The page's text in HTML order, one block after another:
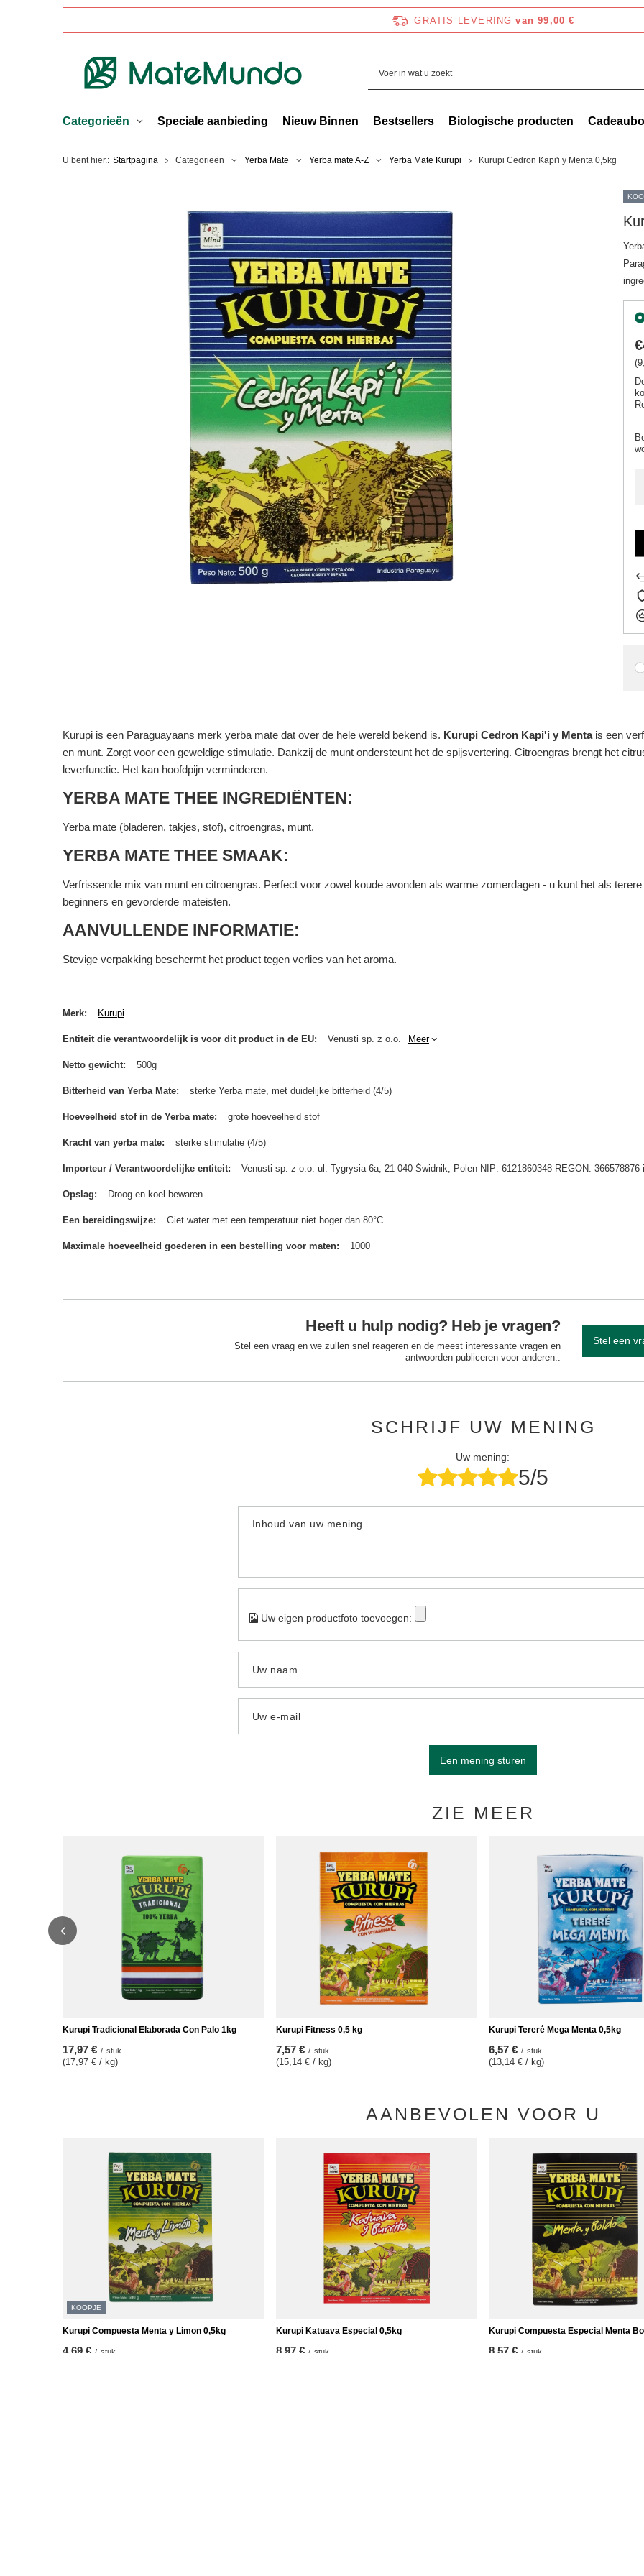
GRATIS LEVERING van 99,00 €
Categorieën Speciale aanbieding Nieuw Binnen Bestsellers Biologische producten
U bent hier.: Startpagina Categorieën Yerba Mate Yerba mate A-Z Yerba Mate Kurupi Kurupi Cedron Kapi'i y Menta 0,5kg
Kurupi is een Paraguayaans merk yerba mate dat over de hele wereld bekend is. Kurupi Cedron Kapi'i y Mentais een
en munt. Zorgt voor een geweldige stimulatie. Dankzij de munt ondersteunt het de spijsvertering. Citroengras brengt het
leverfunctie. Het kan hoofdpijn verminderen.
YERBA MATE THEE INGREDIËNTEN:
Yerba mate (bladeren, takjes, stof), citroengras, munt.
YERBA MATE THEE SMAAK:
Verfrissende mix van munt en citroengras. Perfect voor zowel koude avonden als warme zomerdagen - u kunt het als
beginners en gevorderde mateisten.
AANVULLENDE INFORMATIE:
Stevige verpakking beschermt het product tegen verlies van het aroma.
Merk Kurupi
Entiteit die verantwoordelijk is voor dit product in de EU Venusti sp. z o.o. Meer
Netto gewicht 500g
Bitterheid van Yerba Mate sterke Yerba mate, met duidelijke bitterheid (4/5)
Hoeveelheid stof in de Yerba mate grote hoeveelheid stof
Kracht van yerba mate sterke stimulatie (4/5)
Importeur / Verantwoordelijke entiteit Venusti sp. z o.o. ul. Tygrysia 6a, 21-040 Świdnik, Polen NIP: 6121860348 REGON: 366578876
Opslag Droog en koel bewaren.
Een bereidingswijze Giet water met een temperatuur niet hoger dan 80°C.
Maximale hoeveelheid goederen in een bestelling voor maten 1000
Heeft u hulp nodig? Heb je vragen?
Stel een vraag en we zullen snel reageren en de meest interessante vragen en
antwoorden publiceren voor anderen..
Stel een
SCHRIJF UW MENING
Uw mening:
5/5
Inhoud van uw mening
Uw eigen productfoto toevoegen:
Uw naam
Uw e-mail
Een mening sturen
ZIE MEER
Kurupi Tradicional Elaborada Con Palo 1kg
17,97 € / stuk
(17,97 € / kg)
Kurupi Fitness 0,5 kg
7,57 € / stuk
(15,14 € / kg)
Kurupi Tereré Mega Menta 0,5kg
6,57 € / stuk
(13,14 € / kg)
AANBEVOLEN VOOR U
KOOPJE
Kurupi Compuesta Menta y Limon 0,5kg
4,69 € / stuk
Kurupi Katuava Especial 0,5kg
8,97 € / stuk
Kurupi Compuesta Especial Menta
8,57 € / stuk